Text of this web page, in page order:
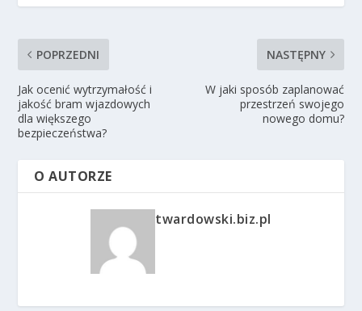
POPRZEDNI
Jak ocenić wytrzymałość i
jakość bram wjazdowych
dla większego
bezpieczeństwa?
NASTĘPNY
W jaki sposób zaplanować
przestrzeń swojego
nowego domu?
O AUTORZE
twardowski.biz.pl